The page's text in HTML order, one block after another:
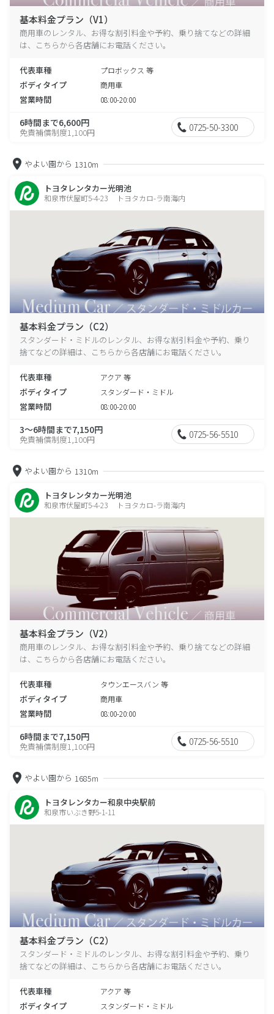
基本料金プラン（V1）
商用車のレンタル、お得な割引料金や予約、乗り捨てなどの詳細
は、こちらから各店舗にお電話ください。
代表車種 プロボックス 等
ボディタイプ 商用車
営業時間 08:00-20:00
6時間まで6,600円
免責補償制度1,100円 0725-50-3300
やよい園から 1310m
トヨタレンタカー光明池
和泉市伏屋町5-4-23 トヨタカロ-ラ南海内
基本料金プラン（C2）
スタンダード・ミドルのレンタル、お得な割引料金や予約、乗り
捨てなどの詳細は、こちらから各店舗にお電話ください。
代表車種 アクア 等
ボディタイプ スタンダード・ミドル
営業時間 08:00-20:00
3～6時間まで7,150円
免責補償制度1,100円 0725-56-5510
やよい園から 1310m
トヨタレンタカー光明池
和泉市伏屋町5-4-23 トヨタカロ-ラ南海内
基本料金プラン（V2）
商用車のレンタル、お得な割引料金や予約、乗り捨てなどの詳細
は、こちらから各店舗にお電話ください。
代表車種 タウンエースバン 等
ボディタイプ 商用車
営業時間 08:00-20:00
6時間まで7,150円
免責補償制度1,100円 0725-56-5510
やよい園から 1685m
トヨタレンタカー和泉中央駅前
和泉市いぶき野5-1-11
基本料金プラン（C2）
スタンダード・ミドルのレンタル、お得な割引料金や予約、乗り
捨てなどの詳細は、こちらから各店舗にお電話ください。
代表車種 アクア 等
ボディタイプ スタンダード・ミドル